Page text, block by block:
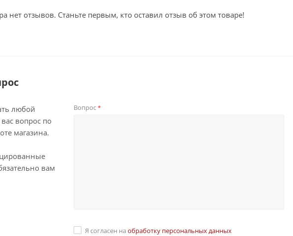
нет отзывов. Станьте первым, кто оставил отзыв об этом товаре!
любой
вопрос по
магазина.
вам
Вопрос*
Я согласен на обработку персональных данных